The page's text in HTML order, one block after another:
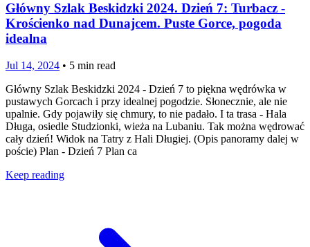
Główny Szlak Beskidzki 2024. Dzień 7: Turbacz -
Krościenko nad Dunajcem. Puste Gorce, pogoda
idealna
Jul 14, 2024 • 5 min read
Główny Szlak Beskidzki 2024 - Dzień 7 to piękna wędrówka w
pustawych Gorcach i przy idealnej pogodzie. Słonecznie, ale nie
upalnie. Gdy pojawiły się chmury, to nie padało. I ta trasa - Hala
Długa, osiedle Studzionki, wieża na Lubaniu. Tak można wędrować
cały dzień! Widok na Tatry z Hali Długiej. (Opis panoramy dalej w
poście) Plan - Dzień 7 Plan ca
Keep reading